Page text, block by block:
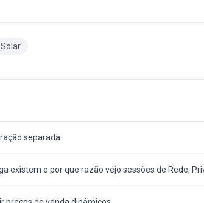
Solar
separada
existem e por que razão vejo sessões de Rede,